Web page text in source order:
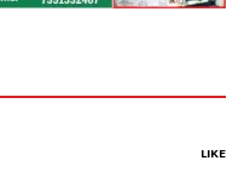
LIKE